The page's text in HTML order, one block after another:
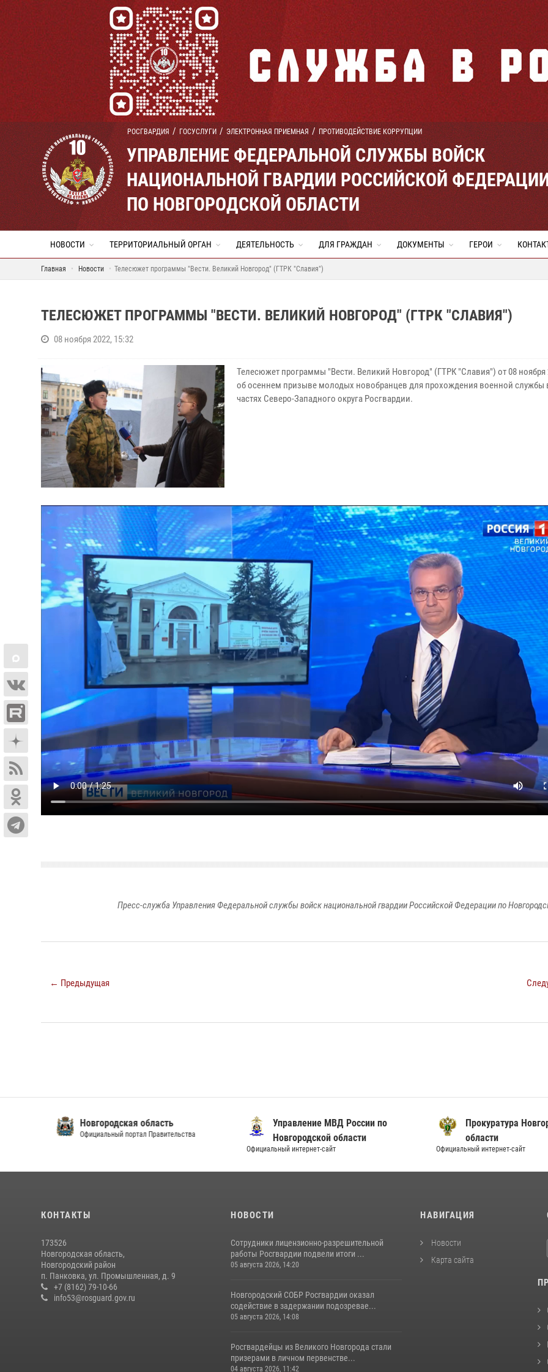
РОСГВАРДИЯ ГОСУСЛУГИ ЭЛЕКТРОННАЯ ПРИЕМНАЯ ПРОТИВОДЕЙСТВИЕ КОРРУПЦИИ
УПРАВЛЕНИЕ ФЕДЕРАЛЬНОЙ СЛУЖБЫ ВОЙСК
НАЦИОНАЛЬНОЙ ГВАРДИИ РОССИЙСКОЙ
ПО НОВГОРОДСКОЙ ОБЛАСТИ
НОВОСТИ ТЕРРИТОРИАЛЬНЫЙ ОРГАН ДЕЯТЕЛЬНОСТЬ ДЛЯ ГРАЖДАН ДОКУМЕНТЫ ГЕРОИ
Главная Новости Телесюжет программы "Вести. Великий Новгород" (ГТРК "Славия")
ТЕЛЕСЮЖЕТ ПРОГРАММЫ "ВЕСТИ. ВЕЛИКИЙ НОВГОРОД" (ГТРК "СЛАВИЯ")
08 ноября 2022, 15:32
Телесюжет программы "Вести. Великий Новгород" (ГТРК "Славия") от 08 ноября
об осеннем призыве молодых новобранцев для прохождения военной службы
частях Северо-Западного округа Росгвардии.
Пресс-служба Управления Федеральной службы войск национальной гвардии Российской Федерации по
← Предыдущая
Новгородская область
Официальный портал Правительства
Управление МВД России по
Новгородской области
Официальный интернет-сайт
Прокуратура
области
Официальный интернет-сайт
КОНТАКТЫ
173526
Новгородская область,
Новгородский район
п. Панковка, ул. Промышленная, д. 9
+7 (8162) 79-10-66
info53@rosguard.gov.ru
НОВОСТИ
Сотрудники лицензионно-разрешительной
работы Росгвардии подвели итоги ...
05 августа 2026, 14:20
Новгородский СОБР Росгвардии оказал
содействие в задержании подозревае...
05 августа 2026, 14:08
Росгвардейцы из Великого Новгорода стали
призерами в личном первенстве...
04 августа 2026, 11:42
НАВИГАЦИЯ
Новости
Карта сайта